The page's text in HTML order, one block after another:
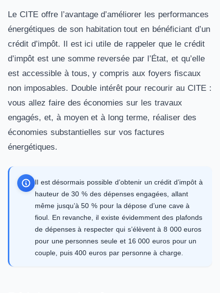
Le CITE offre l’avantage d’améliorer les performances
énergétiques de son habitation tout en bénéficiant d’un
crédit d’impôt. Il est ici utile de rappeler que le crédit
d’impôt est une somme reversée par l’État, et qu’elle
est accessible à tous, y compris aux foyers fiscaux
non imposables. Double intérêt pour recourir au CITE :
vous allez faire des économies sur les travaux
engagés, et, à moyen et à long terme, réaliser des
économies substantielles sur vos factures
énergétiques.
Il est désormais possible d’obtenir un crédit d’impôt à
hauteur de 30 % des dépenses engagées, allant
même jusqu’à 50 % pour la dépose d’une cave à
fioul. En revanche, il existe évidemment des plafonds
de dépenses à respecter qui s’élèvent à 8 000 euros
pour une personnes seule et 16 000 euros pour un
couple, puis 400 euros par personne à charge.